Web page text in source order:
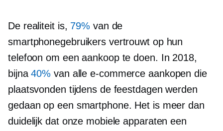
De realiteit is, 79% van de
smartphonegebruikers vertrouwt op hun
telefoon om een ​​aankoop te doen. In 2018,
bijna40% van alle e-commerce aankopen die
plaatsvonden tijdens de feestdagen werden
gedaan op een smartphone. Het is meer dan
duidelijk dat onze mobiele apparaten een